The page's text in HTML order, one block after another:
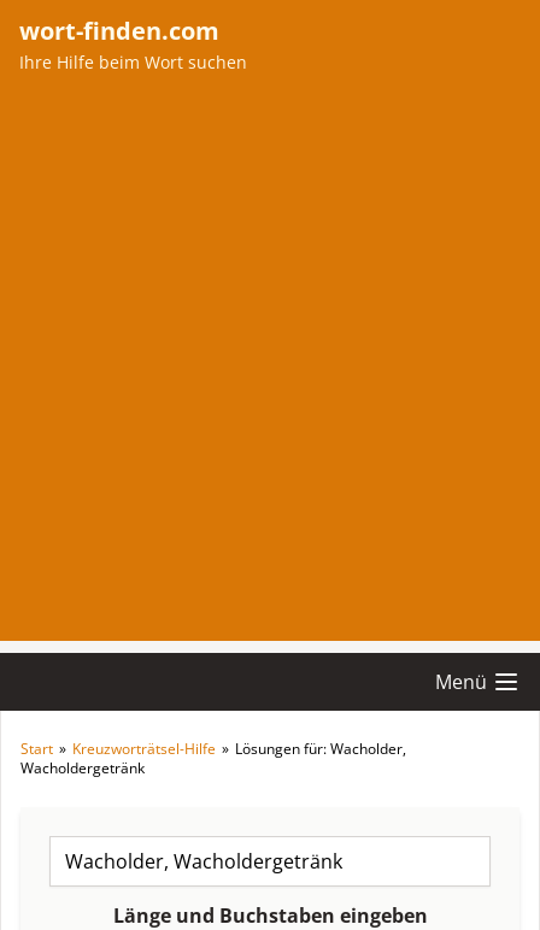
wort-finden.com
Ihre Hilfe beim Wort suchen
Menü
Start » Kreuzworträtsel-Hilfe » Lösungen für: Wacholder,
Wacholdergetränk
Länge und Buchstaben eingeben